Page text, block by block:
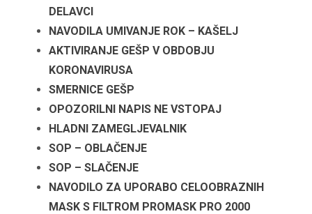
DELAVCI
NAVODILA UMIVANJE ROK – KAŠELJ
AKTIVIRANJE GEŠP V OBDOBJU
KORONAVIRUSA
SMERNICE GEŠP
OPOZORILNI NAPIS NE VSTOPAJ
HLADNI ZAMEGLJEVALNIK
SOP – OBLAČENJE
SOP – SLAČENJE
NAVODILO ZA UPORABO CELOOBRAZNIH
MASK S FILTROM PROMASK PRO 2000